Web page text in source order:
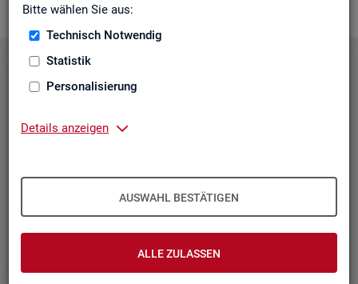
Bitte wählen Sie aus:
Technisch Notwendig
Statistik
Personalisierung
Details anzeigen
AUSWAHL BESTÄTIGEN
ALLE ZULASSEN
Kon­takt, Feed­back und Kri­tik